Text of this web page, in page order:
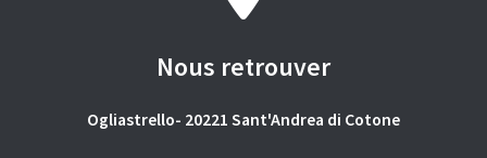
Nous retrouver
Ogliastrello- 20221 Sant'Andrea di Cotone